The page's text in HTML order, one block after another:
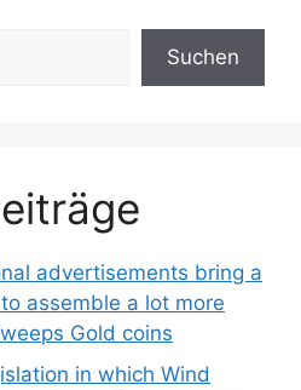
Suchen
advertisements bring a
assemble a lot more
Gold coins
in which Wind